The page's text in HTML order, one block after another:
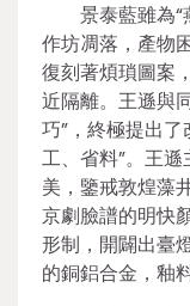
景泰藍雖為
作坊凋落，產物
復刻著煩瑣圖案
近隔離。王遜與
巧”，終極提出
工、省料”。王
美，鑒戒敦煌藻
京劇臉譜的明快
形制，開闢出臺
的銅鋁合金，釉